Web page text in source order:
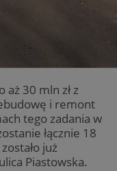
30 mln zł z
i remont
tego zadania w
łącznie 18
już
Piastowska.